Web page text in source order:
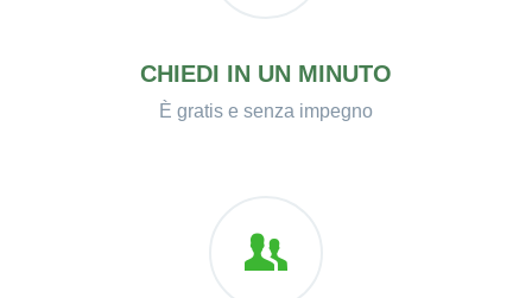
CHIEDI IN UN MINUTO
È gratis e senza impegno